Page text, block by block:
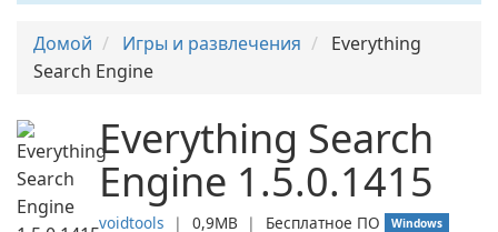
Домой Игры и развлечения
Everything
Search Engine
Everything Search
Engine 1.5.0.1415
voidtools ❘ 0,9MB ❘ Бесплатное ПО Windows